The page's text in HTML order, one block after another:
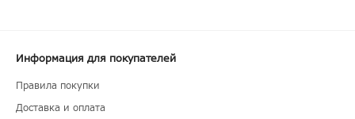
Информация для покупателей
Правила покупки
Доставка и оплата